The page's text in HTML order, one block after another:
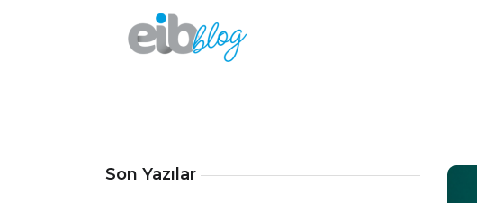
Son Yazılar